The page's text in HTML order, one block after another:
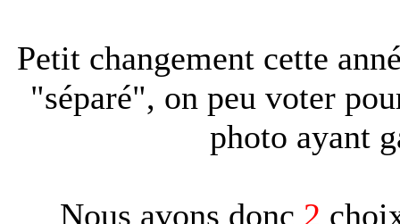
Petit changement cette
"séparé", on peu voter
photo ayant
Nous avons donc 2